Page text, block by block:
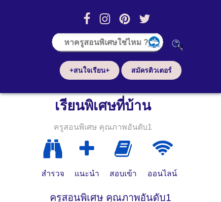
+สนใจเรียน+ สมัครติวเตอร์
เรียนพิเศษที่บ้าน
ครูสอนพิเศษ คุณภาพอันดับ1
สำรวจ แนะนำ สอบเข้า ออนไลน์
ครูสอนพิเศษ คุณภาพอันดับ1